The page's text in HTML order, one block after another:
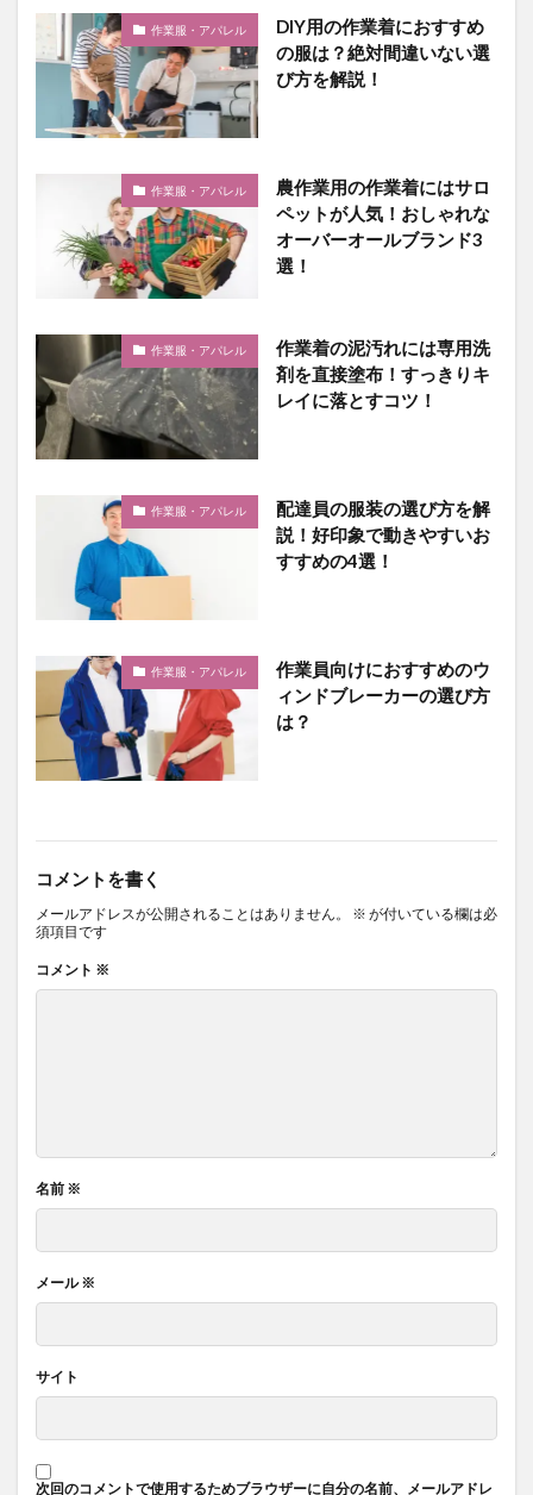
作業服・アパレル
DIY用の作業着におすすめ
の服は？絶対間違いない選
び方を解説！
作業服・アパレル
農作業用の作業着にはサロ
ペットが人気！おしゃれな
オーバーオールブランド3
選！
作業服・アパレル
作業着の泥汚れには専用洗
剤を直接塗布！すっきりキ
レイに落とすコツ！
作業服・アパレル
配達員の服装の選び方を解
説！好印象で動きやすいお
すすめの4選！
作業服・アパレル
作業員向けにおすすめのウ
ィンドブレーカーの選び方
は？
コメントを書く
メールアドレスが公開されることはありません。 ※ が付いている欄は必
須項目です
コメント ※
名前 ※
メール※
サイト
次回のコメントで使用するためブラウザーに自分の名前、メールアドレ